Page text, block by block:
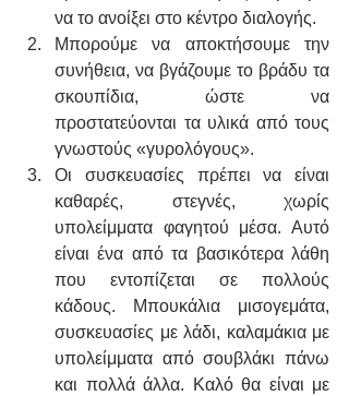
να το ανοίξει στο κέντρο διαλογής.
Μπορούμε να αποκτήσουμε την
συνήθεια, να βγάζουμε το βράδυ τα
σκουπίδια, ώστε να
προστατεύονται τα υλικά από τους
γνωστούς «γυρολόγους».
Οι συσκευασίες πρέπει να είναι
καθαρές, στεγνές, χωρίς
υπολείμματα φαγητού μέσα. Αυτό
είναι ένα από τα βασικότερα λάθη
που εντοπίζεται σε πολλούς
κάδους. Μπουκάλια μισογεμάτα,
συσκευασίες με λάδι, καλαμάκια με
υπολείμματα από σουβλάκι πάνω
και πολλά άλλα. Καλό θα είναι με